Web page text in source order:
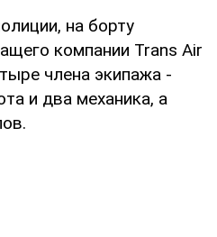
на борту
компании Trans Air
члена экипажа -
и два механика, а